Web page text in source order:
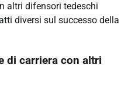
altri difensori tedeschi
diversi sul successo della
di carriera con altri